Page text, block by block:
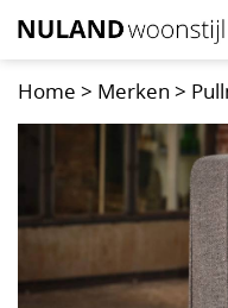
Home > Merken >